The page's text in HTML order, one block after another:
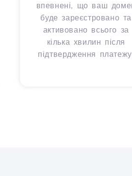
впевнені, що ваш
буде зареєстровано та
активовано всього за
кілька хвилин після
підтвердження